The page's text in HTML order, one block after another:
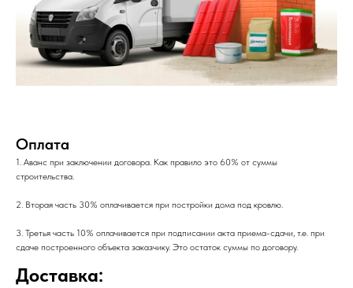
Оплата
1. Аванс при заключении договора. Как правило это 60% от суммы
строительства.
2. Вторая часть 30% оплачивается при постройки дома под кровлю.
3. Третья часть 10% оплачивается при подписании акта приема-сдачи, т.е. при
сдаче построенного объекта заказчику. Это остаток суммы по договору.
Доставка: